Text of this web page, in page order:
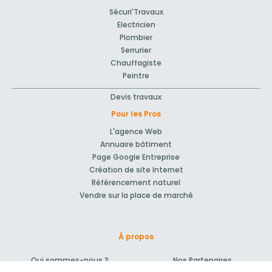
Sécuri'Travaux
Electricien
Plombier
Serrurier
Chauffagiste
Peintre
Devis travaux
Pour les Pros
L'agence Web
Annuaire bâtiment
Page Google Entreprise
Création de site Internet
Référencement naturel
Vendre sur la place de marché
À propos
Qui sommes-nous ?
Nos Partenaires